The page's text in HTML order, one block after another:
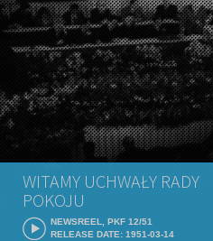
WITAMY UCHWAŁY RADY
POKOJU
NEWSREEL, PKF 12/51
RELEASE DATE: 1951-03-14